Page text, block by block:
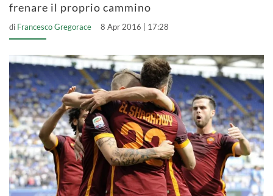
frenare il proprio cammino
di Francesco Gregorace 8 Apr 2016 | 17:28